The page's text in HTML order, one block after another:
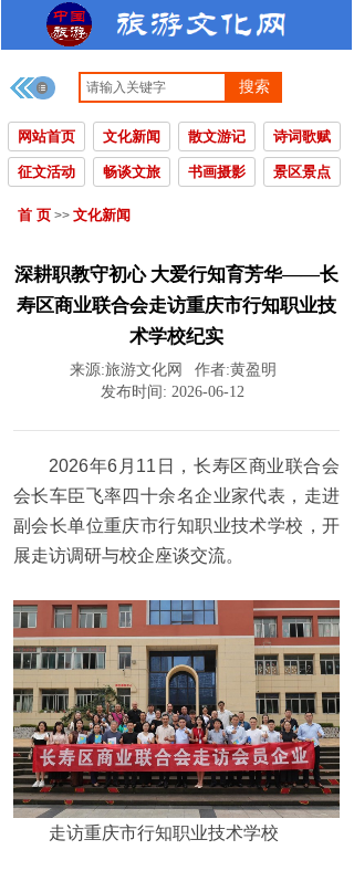
搜索
网站首页 文化新闻 散文游记 诗词歌赋
征文活动 畅谈文旅 书画摄影 景区景点
首 页 >> 文化新闻
深耕职教守初心 大爱行知育芳华——长
寿区商业联合会走访重庆市行知职业技
术学校纪实
来源:旅游文化网 作者:黄盈明
发布时间: 2026-06-12
2026年6月11日，长寿区商业联合会
会长车臣飞率四十余名企业家代表，走进
副会长单位重庆市行知职业技术学校，开
展走访调研与校企座谈交流。
走访重庆市行知职业技术学校